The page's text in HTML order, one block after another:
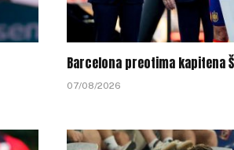
Barcelona preotima kapitena
07/08/2026